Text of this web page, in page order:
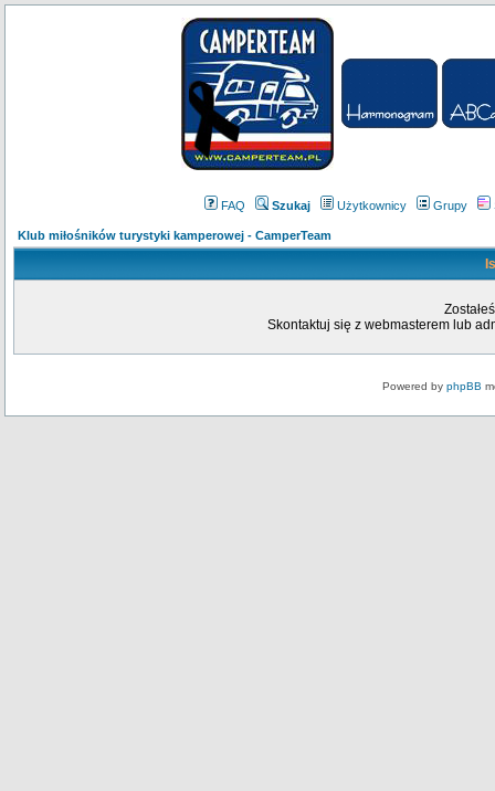
FAQ Szukaj Użytkownicy Grupy
Klub miłośników turystyki kamperowej - CamperTeam
Skontaktuj się z webmasterem lub
Powered by phpBB